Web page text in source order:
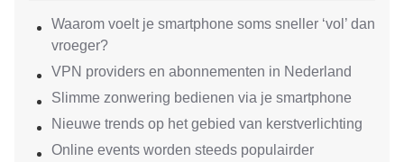
Waarom voelt je smartphone soms sneller ‘vol’ dan
vroeger?
VPN providers en abonnementen in Nederland
Slimme zonwering bedienen via je smartphone
Nieuwe trends op het gebied van kerstverlichting
Online events worden steeds populairder